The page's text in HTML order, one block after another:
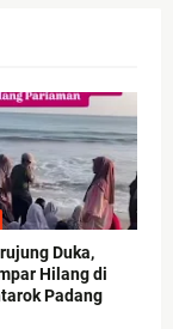
Duka,
Hilang di
Padang